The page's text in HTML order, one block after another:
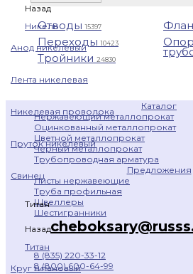
Назад
Никель
Анод никелевый
Лента никелевая
Никелевая проволока
Пруток никелевый
Свинец
Титан
Назад
Титан
Круг титановый
Отводы15397
Переходы10423
Тройники 24830
Каталог
Нержавеющий металлопрокат
Оцинкованный металлопрокат
Цветной металлопрокат
Черный металлопрокат
Трубопроводная арматура
Предложения
Листы нержавеющие
Труба профильная
Швеллеры
Шестигранники
8 (835) 220-33-12
8 (800) 600-64-99